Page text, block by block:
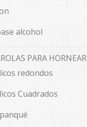
alcohol
PARA HORNEAR
redondos
Cuadrados